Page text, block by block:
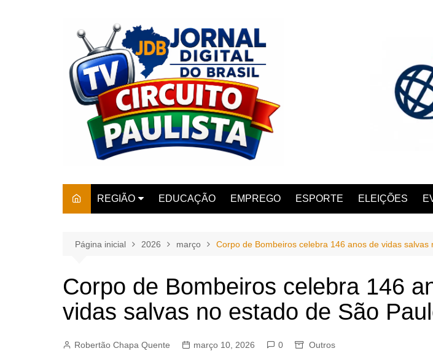
REGIÃO
AMPARO
BARRETOS
CAMPINAS
JAGUARIÚNA
EDUCAÇÃO EMPREGO ESPORTE ELEIÇÕES
Página inicial 2026 março Corpo de Bombeiros celebra 146 anos de vidas salvas
Corpo de Bombeiros celebra 146
vidas salvas no estado de São
Robertão Chapa Quente março 10, 2026 0 Outros